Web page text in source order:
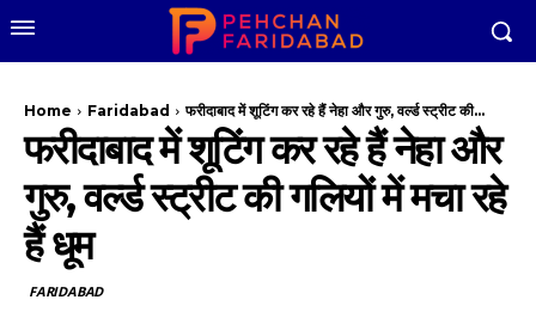
Home Faridabad फरीदाबाद में शूटिंग कर रहे हैं नेहा और गुरु, वर्ल्ड स्ट्रीट की...
फरीदाबाद में शूटिंग कर रहे हैं नेहा और
गुरु, वर्ल्ड स्ट्रीट की गलियों में मचा रहे
हैं धूम
FARIDABAD